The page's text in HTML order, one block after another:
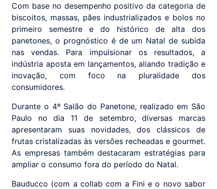
Com base no desempenho positivo da categoria de
biscoitos, massas, pães industrializados e bolos no
primeiro semestre e do histórico de alta dos
panetones, o prognóstico é de um Natal de subida
nas vendas. Para impulsionar os resultados, a
indústria aposta em lançamentos, aliando tradição e
inovação, com foco na pluralidade dos
consumidores.
Durante o 4º Salão do Panetone, realizado em São
Paulo no dia 11 de setembro, diversas marcas
apresentaram suas novidades, dos clássicos de
frutas cristalizadas às versões recheadas e gourmet.
As empresas também destacaram estratégias para
ampliar o consumo fora do período do Natal.
Bauducco (com a collab com a Fini e o novo sabor